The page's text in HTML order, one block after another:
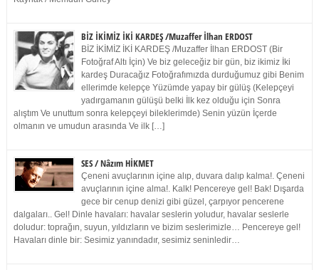
BİZ İKİMİZ İKİ KARDEŞ /Muzaffer İlhan ERDOST
BİZ İKİMİZ İKİ KARDEŞ /Muzaffer İlhan ERDOST (Bir
Fotoğraf Altı İçin) Ve biz geleceğiz bir gün, biz ikimiz İki
kardeş Duracağız Fotoğrafımızda durduğumuz gibi Benim
ellerimde kelepçe Yüzümde yapay bir gülüş (Kelepçeyi
yadırgamanın gülüşü belki İlk kez olduğu için Sonra
alıştım Ve unuttum sonra kelepçeyi bileklerimde) Senin yüzün İçerde
olmanın ve umudun arasında Ve ilk […]
SES / Nâzım HİKMET
Çeneni avuçlarının içine alıp, duvara dalıp kalma!. Çeneni
avuçlarının içine alma!. Kalk! Pencereye gel! Bak! Dışarda
gece bir cenup denizi gibi güzel, çarpıyor pencerene
dalgaları.. Gel! Dinle havaları: havalar seslerin yoludur, havalar seslerle
doludur: toprağın, suyun, yıldızların ve bizim seslerimizle… Pencereye gel!
Havaları dinle bir: Sesimiz yanındadır, sesimiz seninledir…